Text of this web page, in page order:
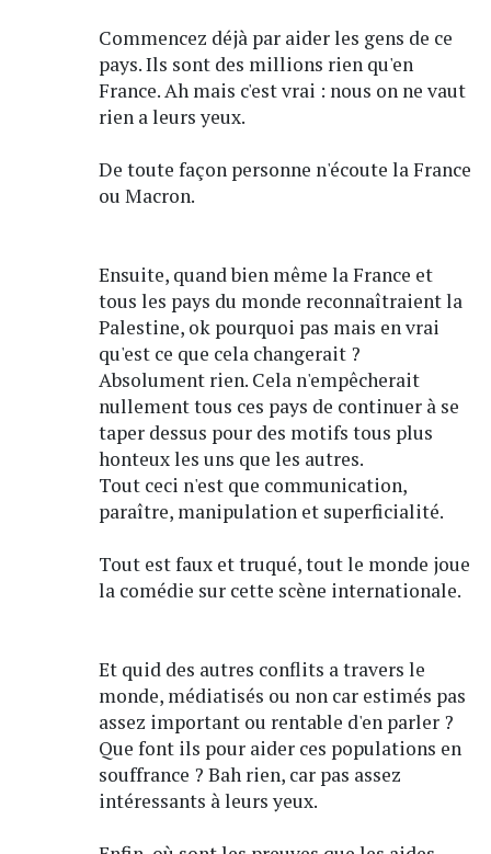
Commencez déjà par aider les gens de ce
pays. Ils sont des millions rien qu'en
France. Ah mais c'est vrai : nous on ne vaut
rien a leurs yeux.
De toute façon personne n'écoute la France
ou Macron.
Ensuite, quand bien même la France et
tous les pays du monde reconnaîtraient la
Palestine, ok pourquoi pas mais en vrai
qu'est ce que cela changerait ?
Absolument rien. Cela n'empêcherait
nullement tous ces pays de continuer à se
taper dessus pour des motifs tous plus
honteux les uns que les autres.
Tout ceci n'est que communication,
paraître, manipulation et superficialité.
Tout est faux et truqué, tout le monde joue
la comédie sur cette scène internationale.
Et quid des autres conflits a travers le
monde, médiatisés ou non car estimés pas
assez important ou rentable d'en parler ?
Que font ils pour aider ces populations en
souffrance ? Bah rien, car pas assez
intéressants à leurs yeux.